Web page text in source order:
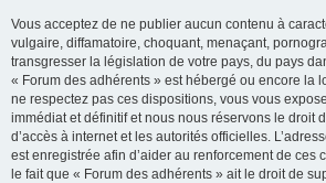
Vous acceptez de ne publier aucun contenu à
vulgaire, diffamatoire, choquant, menaçant,
transgresser la législation de votre pays, du pays
« Forum des adhérents » est hébergé ou encore la
ne respectez pas ces dispositions, vous vous
immédiat et définitif et nous nous réservons le droit
d’accès à internet et les autorités officielles.
est enregistrée afin d’aider au renforcement de ces
le fait que « Forum des adhérents » ait le droit de